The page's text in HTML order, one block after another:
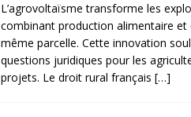
L’agrovoltaïsme transforme les
combinant production alimentaire et
même parcelle. Cette innovation
questions juridiques pour les
projets. Le droit rural français […]